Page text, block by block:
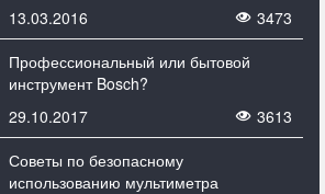
13.03.2016
3473
Профессиональный или бытовой
инструмент Bosch?
29.10.2017
3613
Советы по безопасному
использованию мультиметра